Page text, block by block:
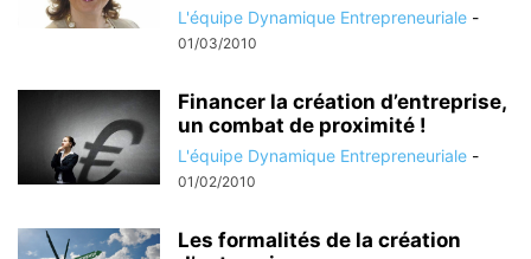
L'équipe Dynamique Entrepreneuriale -
01/03/2010
Financer la création d’entreprise,
un combat de proximité !
L'équipe Dynamique Entrepreneuriale -
01/02/2010
Les formalités de la création